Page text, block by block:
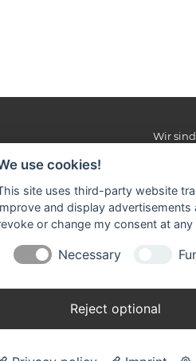
Uhr
Wir
use cookies!
site uses third-party website
and display
or change my consent at
Necessary
Reject optional